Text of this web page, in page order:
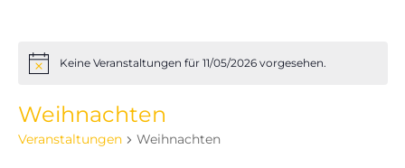
HinweisKeine Veranstaltungen für 11/05/2026 vorgesehen.
Weihnachten
Veranstaltungen Weihnachten